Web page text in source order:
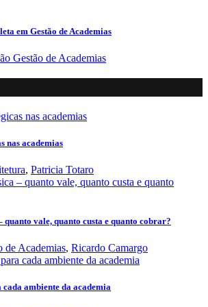
em Gestão de Academias
Gestão de Academias
nas academias
, Patricia Totaro
quanto vale, quanto custa e quanto cobrar?
de Academias, Ricardo Camargo
ambiente da academia